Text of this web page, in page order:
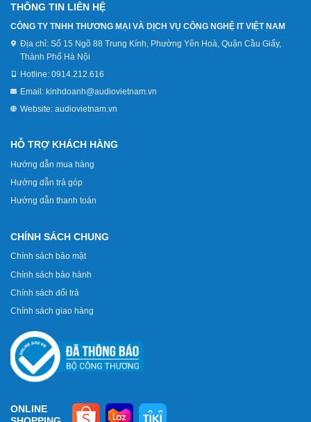
THÔNG TIN LIÊN HỆ
CÔNG TY TNHH THƯƠNG MẠI VÀ DỊCH VỤ CÔNG NGHỆ IT VIỆT NAM
Địa chỉ: Số 15 Ngõ 88 Trung Kính, Phường Yên Hoà, Quận Cầu Giấy,
Thành Phố Hà Nội
Hotline: 0914.212.616
Email: kinhdoanh@audiovietnam.vn
Website: audiovietnam.vn
HỖ TRỢ KHÁCH HÀNG
Hướng dẫn mua hàng
Hướng dẫn trả góp
Hướng dẫn thanh toán
CHÍNH SÁCH CHUNG
Chính sách bảo mật
Chính sách bảo hành
Chính sách đổi trả
Chính sách giao hàng
ONLINE